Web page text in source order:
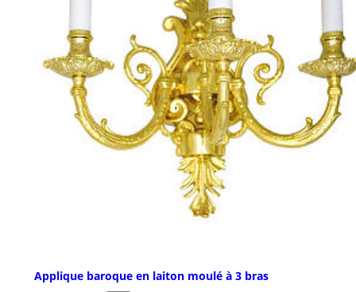
Applique baroque en laiton moulé à 3 bras